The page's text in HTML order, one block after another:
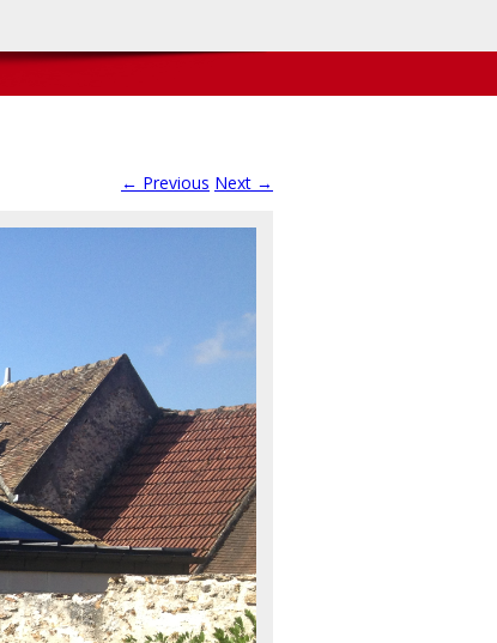
← Previous Next →